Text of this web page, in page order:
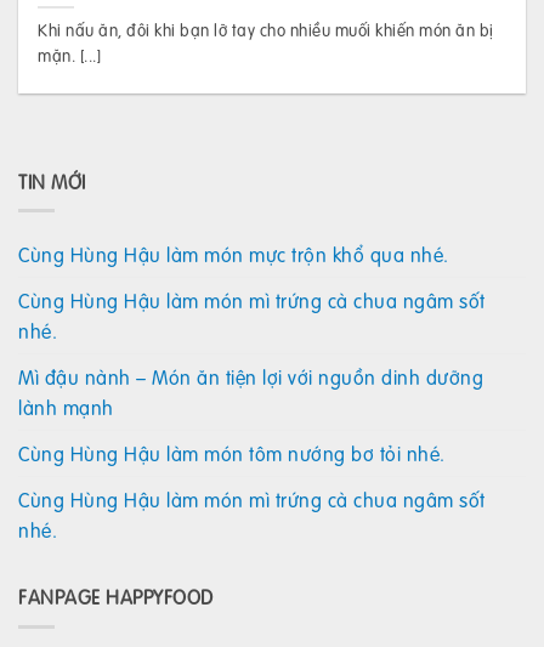
TIN MỚI
Cùng Hùng Hậu làm món mực trộn khổ qua nhé.
Cùng Hùng Hậu làm món mì trứng cà chua ngâm sốt
nhé.
Mì đậu nành – Món ăn tiện lợi với nguồn dinh dưỡng
lành mạnh
Cùng Hùng Hậu làm món tôm nướng bơ tỏi nhé.
Cùng Hùng Hậu làm món mì trứng cà chua ngâm sốt
nhé.
FANPAGE HAPPYFOOD
Khi nấu ăn, đôi khi bạn lỡ tay cho nhiều muối khiến món ăn bị
mặn. [...]